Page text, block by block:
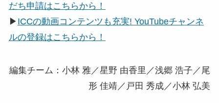
だち申請はこちらから！
▶ ICCの動画コンテンツも充実! YouTubeチャンネ
ルの登録はこちらから！
編集チーム：小林 雅／星野 由香里／浅郷 浩子／尾
形 佳靖／戸田 秀成／小林 弘美